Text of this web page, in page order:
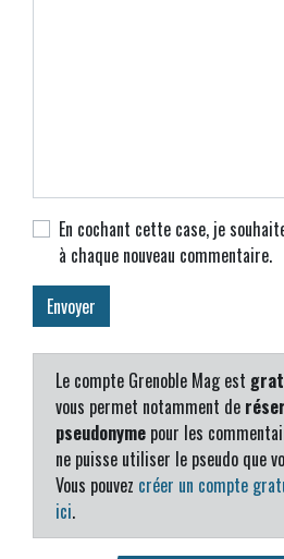
En cochant cette case, je
à chaque nouveau commentaire.
Le compte Grenoble Mag est
vous permet notamment de
pseudonyme pour les
ne puisse utiliser le pseudo que
Vous pouvez créer un compte
ici.